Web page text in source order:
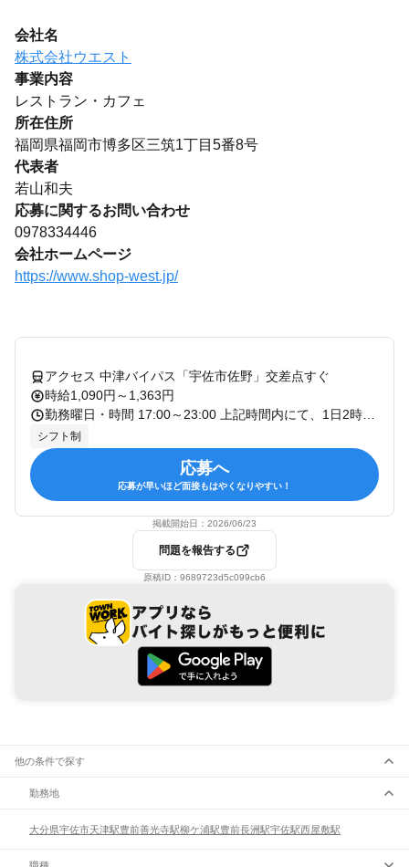
会社名
株式会社ウエスト
事業内容
レストラン・カフェ
所在住所
福岡県福岡市博多区三筑1丁目5番8号
代表者
若山和夫
応募に関するお問い合わせ
0978334446
会社ホームページ
https://www.shop-west.jp/
アクセス 中津バイパス「宇佐市佐野」交差点すぐ
時給1,090円～1,363円
シフト制
応募へ
応募が早いほど面接もはやくなりやすい！
掲載開始日： 2026/06/23
問題を報告する
原稿ID： 9689723d5c099cb6
他の条件で探す
勤務地
大分県宇佐市天津駅豊前善光寺駅柳ケ浦駅豊前長洲駅宇佐駅西屋敷駅